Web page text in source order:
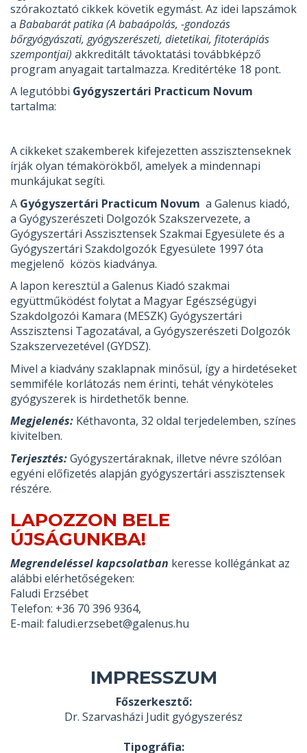
szórakoztató cikkek követik egymást. Az idei lapszámok
a Bababarát patika (A babaápolás, -gondozás
bőrgyógyászati, gyógyszerészeti, dietetikai, fitoterápiás
szempontjai) akkreditált távoktatási továbbképző
program anyagait tartalmazza. Kreditértéke 18 pont.
A legutóbbi Gyógyszertári Practicum Novum
tartalma:
A cikkeket szakemberek kifejezetten asszisztenseknek
írják olyan témakörökből, amelyek a mindennapi
munkájukat segíti.
A Gyógyszertári Practicum Novum a Galenus kiadó,
a Gyógyszerészeti Dolgozók Szakszervezete, a
Gyógyszertári Asszisztensek Szakmai Egyesülete és a
Gyógyszertári Szakdolgozók Egyesülete 1997 óta
megjelenő közös kiadványa.
A lapon keresztül a Galenus Kiadó szakmai
együttműködést folytat a Magyar Egészségügyi
Szakdolgozói Kamara (MESZK) Gyógyszertári
Asszisztensi Tagozatával, a Gyógyszerészeti Dolgozók
Szakszervezetével (GYDSZ).
Mivel a kiadvány szaklapnak minősül, így a hirdetéseket
semmiféle korlátozás nem érinti, tehát vényköteles
gyógyszerek is hirdethetők benne.
Megjelenés: Kéthavonta, 32 oldal terjedelemben, színes
kivitelben.
Terjesztés:Gyógyszertáraknak, illetve névre szólóan
egyéni előfizetés alapján gyógyszertári asszisztensek
részére.
LAPOZZON BELE
ÚJSÁGUNKBA!
Megrendeléssel kapcsolatban keresse kollégánkat az
alábbi elérhetőségeken:
Faludi Erzsébet
Telefon: +36 70 396 9364,
E-mail: faludi.erzsebet@galenus.hu
IMPRESSZUM
Főszerkesztő:
Dr. Szarvasházi Judit gyógyszerész
Tipográfia: